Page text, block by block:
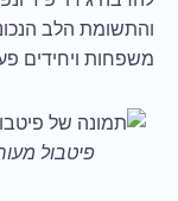
והתשומת הלב
משפחות ויחידים
פיטבול